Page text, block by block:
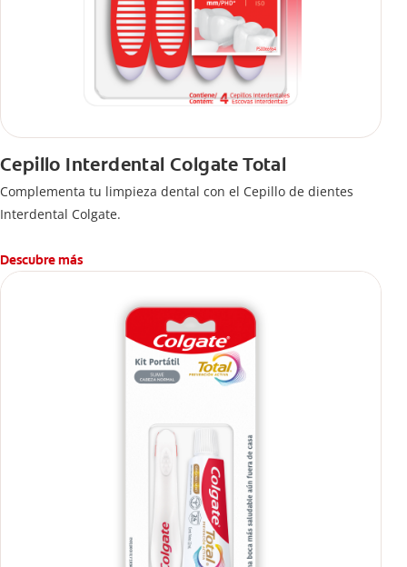
Cepillo Interdental Colgate Total
Complementa tu limpieza dental con el Cepillo de dientes
Interdental Colgate.
Descubre más